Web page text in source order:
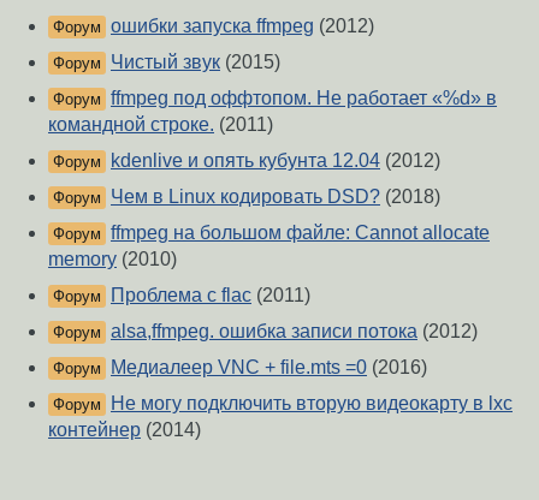
Форум ошибки запуска ffmpeg (2012)
Форум Чистый звук (2015)
Форум ffmpeg под оффтопом. Не работает «%d» в
командной строке. (2011)
Форум kdenlive и опять кубунта 12.04 (2012)
Форум Чем в Linux кодировать DSD? (2018)
Форум ffmpeg на большом файле: Cannot allocate
memory (2010)
Форум Проблема с flac (2011)
Форум alsa,ffmpeg. ошибка записи потока (2012)
Форум Медиалеер VNC + file.mts =0 (2016)
Форум
Не могу подключить вторую видеокарту в lxc
контейнер (2014)